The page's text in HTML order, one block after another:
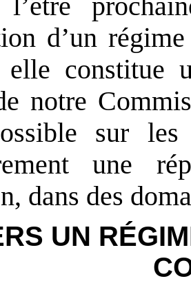
d’un
constitue
notre
sur
une
dans des
UN